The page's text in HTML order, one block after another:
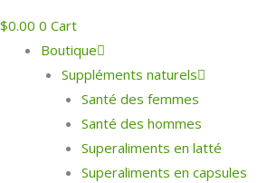
$0.00 0 Cart
Boutique
Suppléments naturels
Santé des femmes
Santé des hommes
Superaliments en latté
Superaliments en capsules